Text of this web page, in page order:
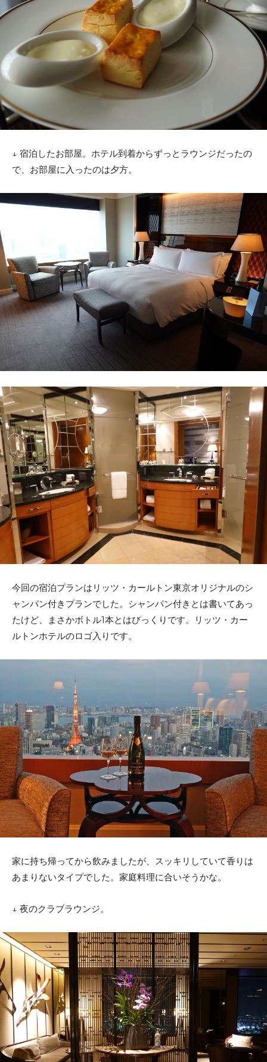
↓ 宿泊したお部屋。ホテル到着からずっとラウンジだったの
で、お部屋に入ったのは夕方。
今回の宿泊プランはリッツ・カールトン東京オリジナルのシ
ャンパン付きプランでした。シャンパン付きとは書いてあっ
たけど、まさかボトル1本とはびっくりです。リッツ・カー
ルトンホテルのロゴ入りです。
家に持ち帰ってから飲みましたが、スッキリしていて香りは
あまりないタイプでした。家庭料理に合いそうかな。
↓ 夜のクラブラウンジ。